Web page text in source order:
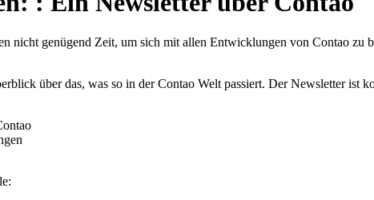
nicht genügend Zeit, um sich mit allen Entwicklungen von Contao zu
über das, was so in der Contao Welt passiert. Der Newsletter ist